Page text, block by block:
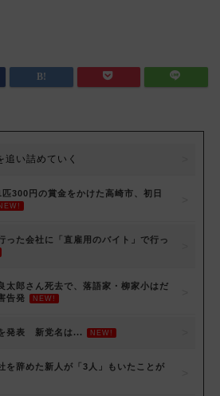
い詰めていく
300円の賞金をかけた高崎市、初日
った会社に「直雇用のバイト」で行っ
太郎さん死去で、落語家・柳家小はだ
告発
NEW!
発表 新党名は... NEW!
を辞めた新人が「3人」もいたことが